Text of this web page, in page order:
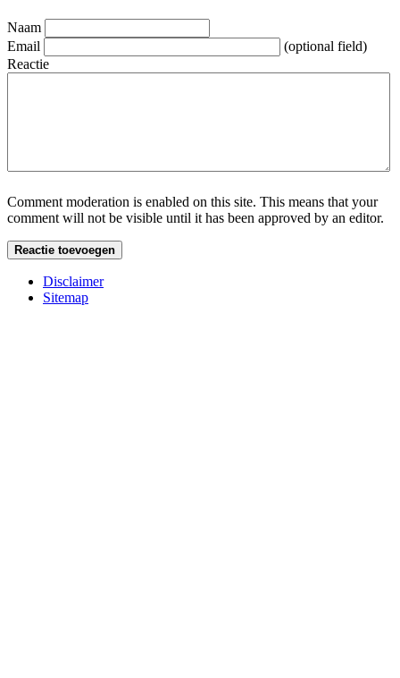
Naam
Email
(optional field)
Reactie
Comment moderation is enabled on this site. This means that your
comment will not be visible until it has been approved by an editor.
Disclaimer
Sitemap